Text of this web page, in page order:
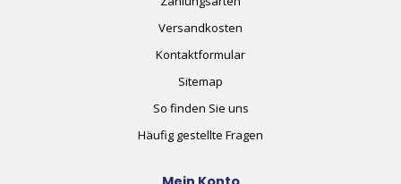
Versandkosten
Kontaktformular
Sitemap
So finden Sie uns
Häufig gestellte Fragen